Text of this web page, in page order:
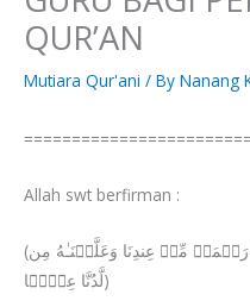
QUR’AN
Mutiara Qur'ani / By Nanang
========================
Allah swt berfirman :
(فَوَجَدَا عَبۡدࣰا مِّنۡ عِبَادِنَاۤ ءَاتَیۡنَـٰهُ رَحۡمَةࣰ مِّنۡ عِندِنَا وَعَلَّمۡنَـٰهُ مِن
لَّدُنَّا عِلۡمࣰا)